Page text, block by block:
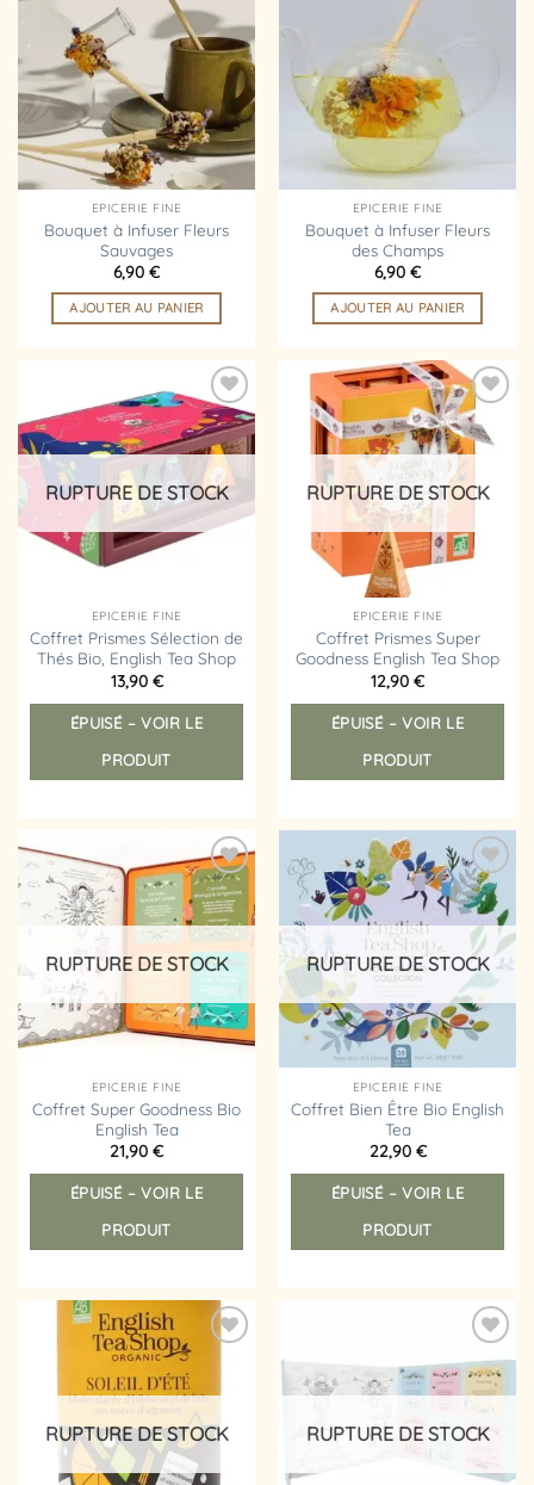
Ajouter
à la
liste
d’envies
EPICERIE FINE
Bouquet à Infuser Fleurs
Sauvages
6,90 €
AJOUTER AU PANIER
EPICERIE FINE
Bouquet à Infuser Fleurs
des Champs
6,90 €
AJOUTER AU PANIER
Ajouter
à la
liste
d’envies
RUPTURE DE STOCK
EPICERIE FINE
Coffret Prismes Sélection de
Thés Bio, English Tea Shop
13,90 €
ÉPUISÉ – VOIR LE
PRODUIT
Ajouter
à la
liste
d’envies
RUPTURE DE STOCK
EPICERIE FINE
Coffret Prismes Super
Goodness English Tea Shop
12,90 €
ÉPUISÉ – VOIR LE
PRODUIT
Ajouter
à la
liste
d’envies
RUPTURE DE STOCK
EPICERIE FINE
Coffret Super Goodness Bio
English Tea
21,90 €
ÉPUISÉ – VOIR LE
PRODUIT
Ajouter
à la
liste
d’envies
RUPTURE DE STOCK
EPICERIE FINE
Coffret Bien Être Bio English
Tea
22,90 €
ÉPUISÉ – VOIR LE
PRODUIT
liste
RUPTURE DE STOCK
Ajouter
à la
liste
RUPTURE DE STOCK